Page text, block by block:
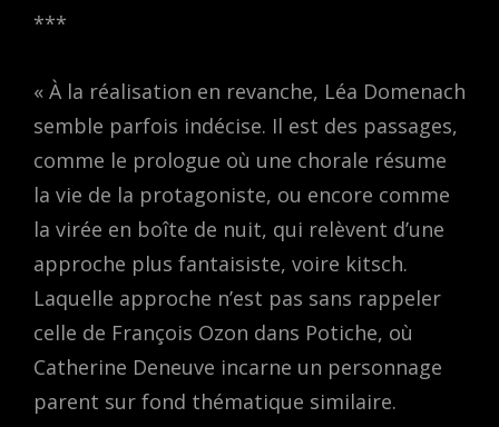
***
« À la réalisation en revanche, Léa Domenach
semble parfois indécise. Il est des passages,
comme le prologue où une chorale résume
la vie de la protagoniste, ou encore comme
la virée en boîte de nuit, qui relèvent d’une
approche plus fantaisiste, voire kitsch.
Laquelle approche n’est pas sans rappeler
celle de François Ozon dans Potiche, où
Catherine Deneuve incarne un personnage
parent sur fond thématique similaire.